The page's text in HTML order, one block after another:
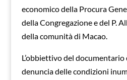
economico della Procura
della Congregazione e del P.
della comunità di Macao.
L’obbiettivo del documentario
denuncia delle condizioni